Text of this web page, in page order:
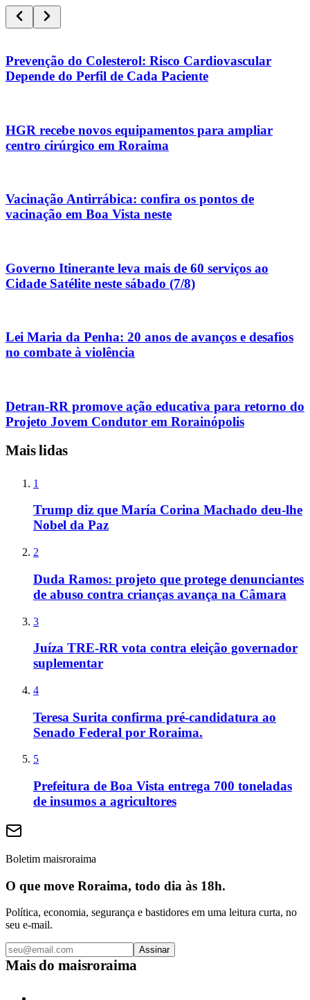
Prevenção do Colesterol: Risco Cardiovascular
Depende do Perfil de Cada Paciente
HGR recebe novos equipamentos para ampliar
centro cirúrgico em Roraima
Vacinação Antirrábica: confira os pontos de
vacinação em Boa Vista neste
Governo Itinerante leva mais de 60 serviços ao
Cidade Satélite neste sábado (7/8)
Lei Maria da Penha: 20 anos de avanços e desafios
no combate à violência
Detran-RR promove ação educativa para retorno do
Projeto Jovem Condutor em Rorainópolis
Mais lidas
1
Trump diz que María Corina Machado deu-lhe
Nobel da Paz
2
Duda Ramos: projeto que protege denunciantes
de abuso contra crianças avança na Câmara
3
Juíza TRE-RR vota contra eleição governador
suplementar
4
Teresa Surita confirma pré-candidatura ao
Senado Federal por Roraima.
5
Prefeitura de Boa Vista entrega 700 toneladas
de insumos a agricultores
Boletim maisroraima
O que move Roraima, todo dia às 18h.
Política, economia, segurança e bastidores em uma leitura curta, no
seu e-mail.
Assinar
Mais do maisroraima